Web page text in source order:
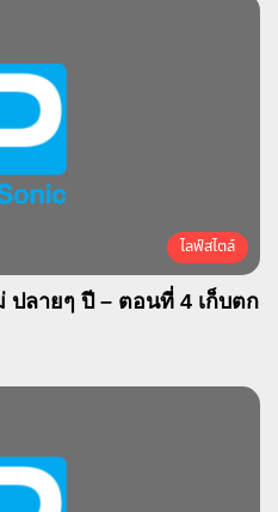
ไลฟ์สไตล์
ปลายๆ ปี – ตอนที่ 4 เก็บตก